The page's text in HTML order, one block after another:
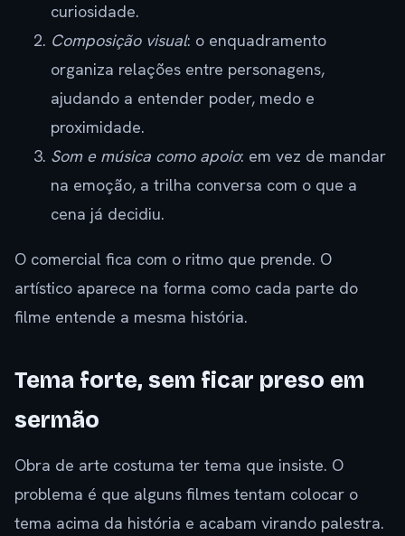
curiosidade.
Composição visual: o enquadramento
organiza relações entre personagens,
ajudando a entender poder, medo e
proximidade.
Som e música como apoio: em vez de mandar
na emoção, a trilha conversa com o que a
cena já decidiu.
O comercial fica com o ritmo que prende. O
artístico aparece na forma como cada parte do
filme entende a mesma história.
Tema forte, sem ficar preso em
sermão
Obra de arte costuma ter tema que insiste. O
problema é que alguns filmes tentam colocar o
tema acima da história e acabam virando palestra.